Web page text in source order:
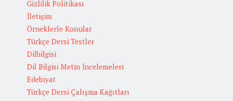
Gizlilik Politikası
İletişim
Örneklerle Konular
Türkçe Dersi Testler
Dilbilgisi
Dil Bilgisi Metin İncelemeleri
Edebiyat
Türkçe Dersi Çalışma Kağıtları